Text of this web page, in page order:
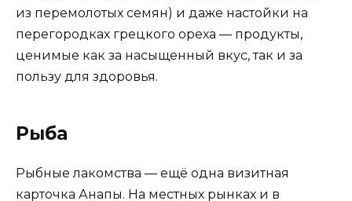
из перемолотых семян) и даже настойки на
перегородках грецкого ореха — продукты,
ценимые как за насыщенный вкус, так и за
пользу для здоровья.
Рыба
Рыбные лакомства — ещё одна визитная
карточка Анапы. На местных рынках и в